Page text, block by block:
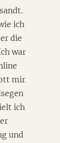
ich
die
war
mir
ich
und